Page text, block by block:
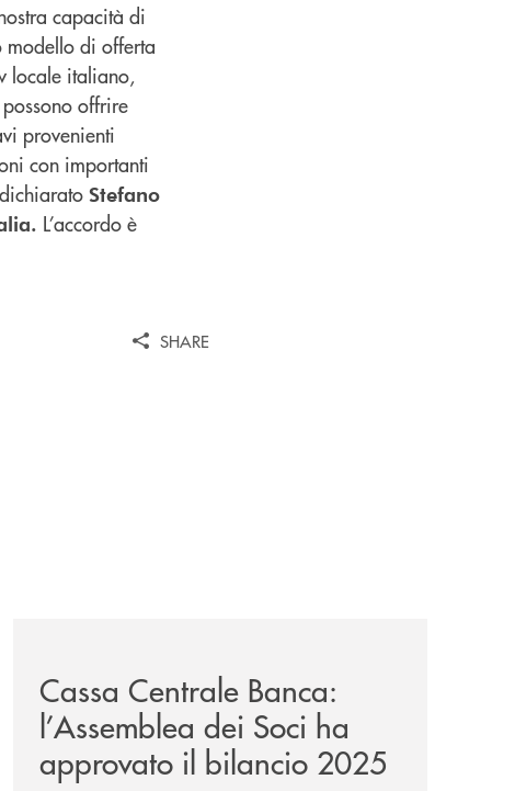
capacità di
modello di offerta
locale italiano,
offrire
provenienti
con importanti
Stefano
L’accordo è
SHARE
Cassa Centrale Banca:
l’Assemblea dei Soci ha
approvato il bilancio 2025